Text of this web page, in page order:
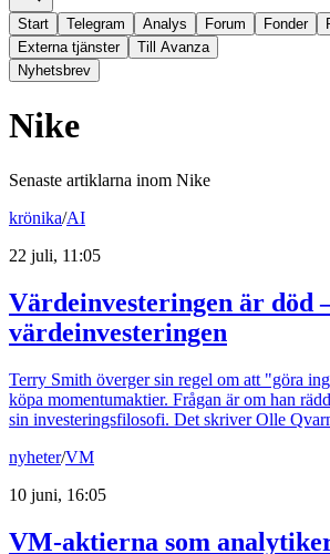
Start Telegram Analys Forum Fonder
Externa tjänster
Till Avanza
Nyhetsbrev
Nike
Senaste artiklarna inom Nike
krönika/AI
22 juli, 11:05
Värdeinvesteringen är död
värdeinvesteringen
Terry Smith överger sin regel om att "göra
köpa momentumaktier. Frågan är om han
sin investeringsfilosofi. Det skriver Olle
nyheter/VM
10 juni, 16:05
VM-aktierna som